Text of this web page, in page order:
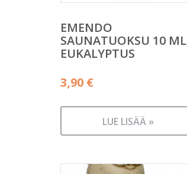
EMENDO
SAUNATUOKSU 10 ML
EUKALYPTUS
3,90 €
LUE LISÄÄ »